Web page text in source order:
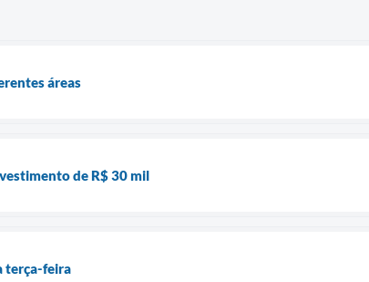
áreas
de R$ 30 mil
terça-feira